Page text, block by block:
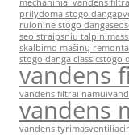
mechaniniai vandens
prilydoma stogo danga
rulonine stogo dangaseo
seo straipsniu talpinimas
skalbimo mašinų
stogo danga classicstogo
vandens
vandens filtrai namui
vandens
vandens tyrimas